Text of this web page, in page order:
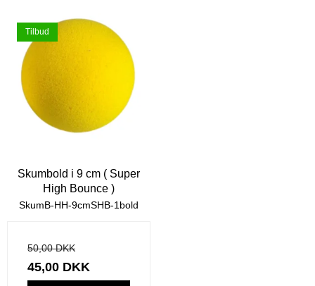
Tilbud
Skumbold i 9 cm ( Super
High Bounce )
SkumB-HH-9cmSHB-1bold
50,00 DKK
45,00 DKK